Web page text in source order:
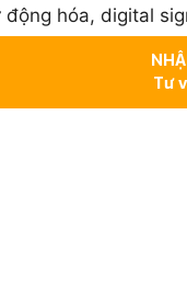
động hóa, digital
Tư